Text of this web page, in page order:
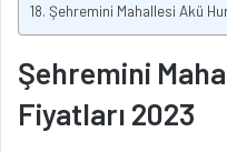
Şehremini Mahallesi Akü
Şehremini
Fiyatları 2023